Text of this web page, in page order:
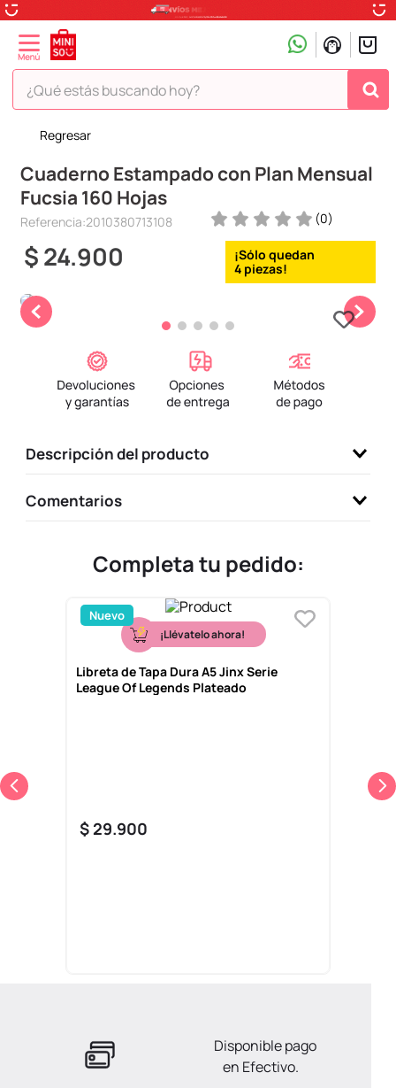
¿Qué estás buscando hoy?
Regresar
Cuaderno Estampado con Plan Mensual
Fucsia 160 Hojas
Referencia:2010380713108 (0)
$24.900 4
Descripción del producto
Comentarios
Completa tu pedido:
Nuevo
¡Llévatelo ahora!
Libreta de Tapa Dura A5 Jinx Serie
League Of Legends Plateado
$ 29.900
Disponible pago
en Efectivo.
TÉRMINOS MÁS BUSCADOS
1.
peluche
2.
hello kitty
3.
snoopy
4.
ositos cariñositos
5.
6.
disney
toy story
10. one piece